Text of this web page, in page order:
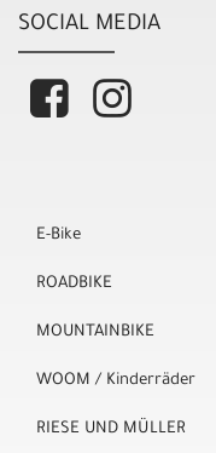
SOCIAL MEDIA
E-Bike
ROADBIKE
MOUNTAINBIKE
WOOM / Kinderräder
RIESE UND MÜLLER